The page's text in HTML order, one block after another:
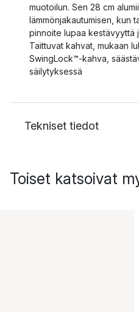
muotoilun. Sen 28 cm
lämmönjakautumisen, kun
pinnoite lupaa kestävyyttä
Taittuvat kahvat, mukaan
SwingLock™-kahva,
säilytyksessä
Tekniset tiedot
Toiset katsoivat